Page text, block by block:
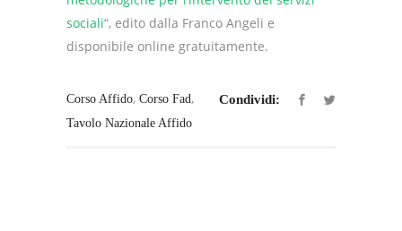
sociali“, edito dalla Franco Angeli e
disponibile online gratuitamente.
Corso Affido, Corso Fad,
Tavolo Nazionale Affido
Condividi: